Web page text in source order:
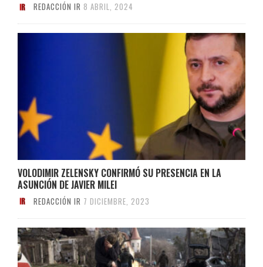
REDACCIÓN IR 8 ABRIL, 2024
VOLODIMIR ZELENSKY CONFIRMÓ SU PRESENCIA EN LA
ASUNCIÓN DE JAVIER MILEI
REDACCIÓN IR 7 DICIEMBRE, 2023